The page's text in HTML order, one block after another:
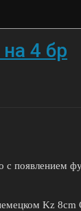
4 бр
с появлением
Kz 8cm